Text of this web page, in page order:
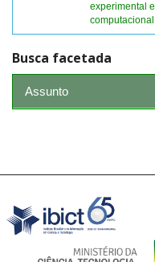
experimental e
computacional
Busca facetada
Assunto